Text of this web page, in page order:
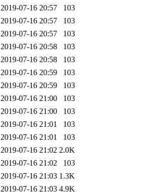
2019-07-16 20:57
103
2019-07-16 20:57
103
2019-07-16 20:57
103
2019-07-16 20:58
103
2019-07-16 20:58
103
2019-07-16 20:59
103
2019-07-16 20:59
103
2019-07-16 21:00
103
2019-07-16 21:00
103
2019-07-16 21:01
103
2019-07-16 21:01
103
2019-07-16 21:02 2.0K
2019-07-16 21:02
103
2019-07-16 21:03 1.3K
2019-07-16 21:03 4.9K